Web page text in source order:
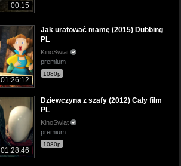
00:15
01:26:12
Jak uratować mamę (2015) Dubbing
PL
KinoSwiat
premium
1080p
01:28:46
Dziewczyna z szafy (2012) Cały film
PL
KinoSwiat
premium
1080p